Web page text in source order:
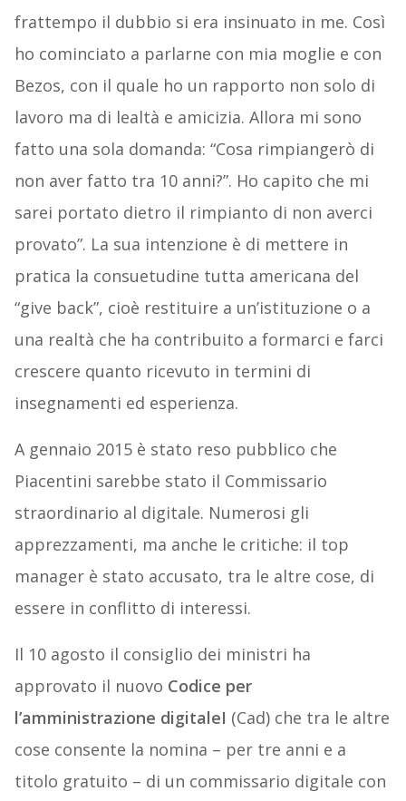
frattempo il dubbio si era insinuato in me. Così
ho cominciato a parlarne con mia moglie e con
Bezos, con il quale ho un rapporto non solo di
lavoro ma di lealtà e amicizia. Allora mi sono
fatto una sola domanda: “Cosa rimpiangerò di
non aver fatto tra 10 anni?”. Ho capito che mi
sarei portato dietro il rimpianto di non averci
provato”. La sua intenzione è di mettere in
pratica la consuetudine tutta americana del
“give back”, cioè restituire a un’istituzione o a
una realtà che ha contribuito a formarci e farci
crescere quanto ricevuto in termini di
insegnamenti ed esperienza.
A gennaio 2015 è stato reso pubblico che
Piacentini sarebbe stato il Commissario
straordinario al digitale. Numerosi gli
apprezzamenti, ma anche le critiche: il top
manager è stato accusato, tra le altre cose, di
essere in conflitto di interessi.
Il 10 agosto il consiglio dei ministri ha
approvato il nuovo Codice per
l’amministrazione digitaleI (Cad) che tra le altre
cose consente la nomina – per tre anni e a
titolo gratuito – di un commissario digitale con